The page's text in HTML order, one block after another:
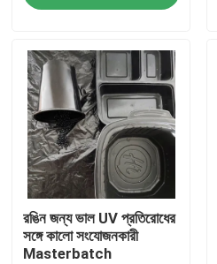
আমাদের সাথে যোগাযোগ
উদ্ধৃতির জন্য আবেদন
প্লাস্টিক মাস্টার ব্যাচ
প্লাস্টিকের কণিকা কাঁচামাল
রঙিন জন্য ভাল UV প্রতিরোধের
সঙ্গে কালো সংযোজনকারী
Masterbatch